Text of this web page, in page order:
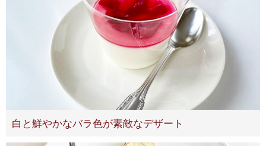
白と鮮やかなバラ色が素敵なデザート